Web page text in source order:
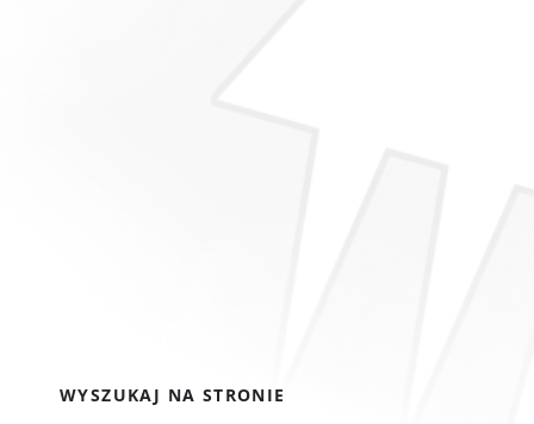
WYSZUKAJ NA STRONIE